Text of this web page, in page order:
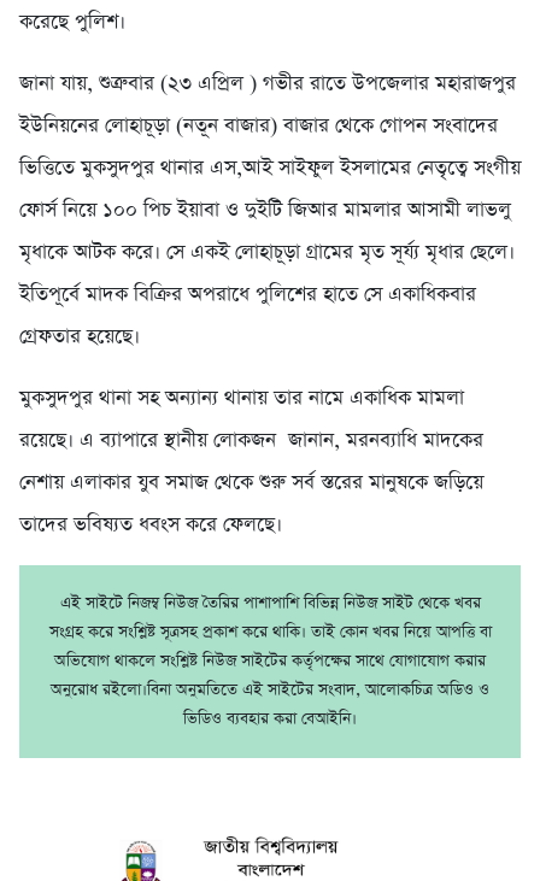
করেছে পুলিশ।
জানা যায়, শুত্রুবার (২৩ এপ্রিল ) গভীর রাতে উপজেলার মহারাজপুর
ইউনিয়নের লোহাচূড়া (নতূন বাজার) বাজার থেকে গোপন সংবাদের
ভিত্তিতে মুকসুদপুর থানার এস,আই সাইফুল ইসলামের নেতৃত্বে সংগীয়
ফোর্স নিয়ে ১০০ পিচ ইয়াবা ও দুইটি জিআর মামলার আসামী লাভলু
মৃধাকে আটক করে। সে একই লোহাচূড়া গ্রামের মৃত সূর্য্য মৃধার ছেলে।
ইতিপূর্বে মাদক বিক্রির অপরাধে পুলিশের হাতে সে একাধিকবার
গ্রেফতার হয়েছে।
মুকসুদপুর থানা সহ অন্যান্য থানায় তার নামে একাধিক মামলা
রয়েছে। এ ব্যাপারে স্থানীয় লোকজন জানান, মরনব্যাধি মাদকের
নেশায় এলাকার যুব সমাজ থেকে শুরু সর্ব স্তরের মানুষকে জড়িয়ে
তাদের ভবিষ্যত ধবংস করে ফেলছে।
এই সাইটে নিজম্ব নিউজ তৈরির পাশাপাশি বিভিন্ন নিউজ সাইট থেকে খবর
সংগ্রহ করে সংশ্লিষ্ট সূত্রসহ প্রকাশ করে থাকি। তাই কোন খবর নিয়ে আপত্তি বা
অভিযোগ থাকলে সংশ্লিষ্ট নিউজ সাইটের কর্তৃপক্ষের সাথে যোগাযোগ করার
অনুরোধ রইলো।বিনা অনুমতিতে এই সাইটের সংবাদ, আলোকচিত্র অডিও ও
ভিডিও ব্যবহার করা বেআইনি।